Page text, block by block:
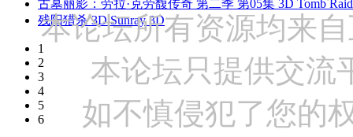
古墓丽影：劳拉·克劳馥传奇 第二季 第05集 3D Tomb
残阳猎杀 3D Sunray 3D
1
2
3
4
5
6
本论坛所有资源均来
本论坛只提供交流
如不慎侵犯了您的